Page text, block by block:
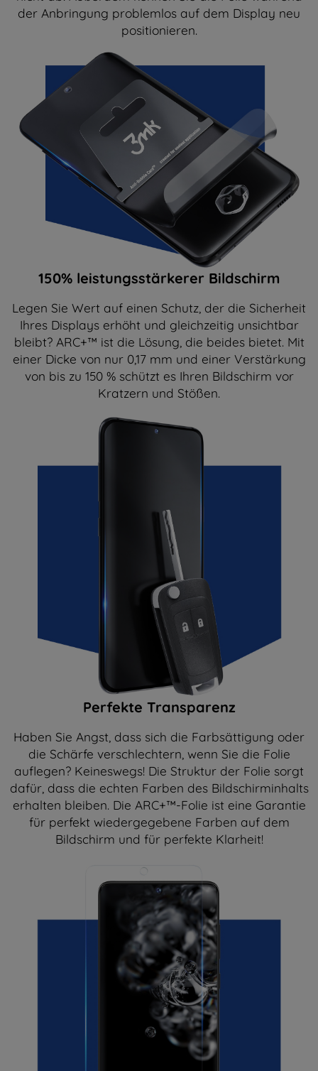
der Anbringung problemlos auf dem Display neu
positionieren.
150% leistungsstärkerer Bildschirm
Legen Sie Wert auf einen Schutz, der die Sicherheit
Ihres Displays erhöht und gleichzeitig unsichtbar
bleibt? ARC+™ ist die Lösung, die beides bietet. Mit
einer Dicke von nur 0,17 mm und einer Verstärkung
von bis zu 150 % schützt es Ihren Bildschirm vor
Kratzern und Stößen.
Perfekte Transparenz
Haben Sie Angst, dass sich die Farbsättigung oder
die Schärfe verschlechtern, wenn Sie die Folie
auflegen? Keineswegs! Die Struktur der Folie sorgt
dafür, dass die echten Farben des Bildschirminhalts
erhalten bleiben. Die ARC+™-Folie ist eine Garantie
für perfekt wiedergegebene Farben auf dem
Bildschirm und für perfekte Klarheit!